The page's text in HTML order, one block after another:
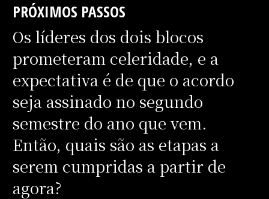
PRÓXIMOS PASSOS
Os líderes dos dois blocos
prometeram celeridade, e a
expectativa é de que o acordo
seja assinado no segundo
semestre do ano que vem.
Então, quais são as etapas a
serem cumpridas a partir de
agora?